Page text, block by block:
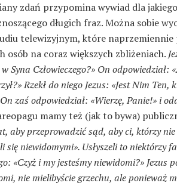
zdań przypomina wywiad dla
długich fraz. Można sobie
telewizyjnym, które naprzemiennie
osób na coraz większych zbliżeniach.
Syna Człowieczego?» On odpowiedział:
Rzekł do niego Jezus: «Jest Nim Ten,
zaś odpowiedział: «Wierzę, Panie!» i
mamy też (jak to bywa)
aby przeprowadzić sąd, aby ci, którzy
niewidomymi». Usłyszeli to niektórzy
«Czyż i my jesteśmy niewidomi?» Jezus
nie mielibyście grzechu, ale ponieważ